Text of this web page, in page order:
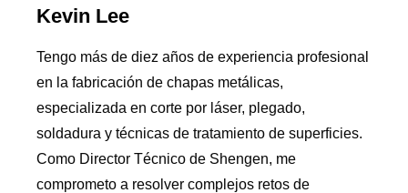
Kevin Lee
Tengo más de diez años de experiencia profesional
en la fabricación de chapas metálicas,
especializada en corte por láser, plegado,
soldadura y técnicas de tratamiento de superficies.
Como Director Técnico de Shengen, me
comprometo a resolver complejos retos de